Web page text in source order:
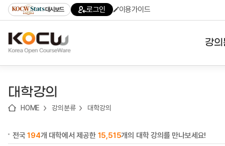
기
기
기
content)
가
대시보드 로그인 이용가이드
강
대학강의
HOME 강의분류 대학강의
전국194개 대학에서 제공한 15,515개의 대학 강의를 만나보세요!